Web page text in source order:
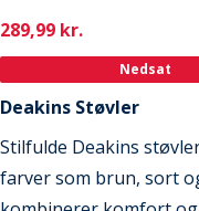
Current
289,99 kr.
Nedsat
Deakins Støvler
Stilfulde Deakins
farver som brun, sort